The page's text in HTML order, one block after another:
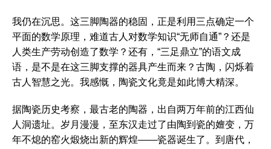
我仍在沉思。这三脚陶器的稳固，正是利用三点确定一个
平面的数学原理，难道古人对数学知识“无师自通”？还是
人类生产劳动创造了数学？还有，“三足鼎立”的语文成
语，是不是在这三脚支撑的器具产生而来？古陶，闪烁着
古人智慧之光。我感慨，陶瓷文化竟是如此博大精深。
据陶瓷历史考察，最古老的陶器，出自两万年前的江西仙
人洞遗址。岁月漫漫，至东汉走过了由陶到瓷的嬗变，万
年不熄的窑火煅烧出新的辉煌——瓷器诞生了。到唐代，